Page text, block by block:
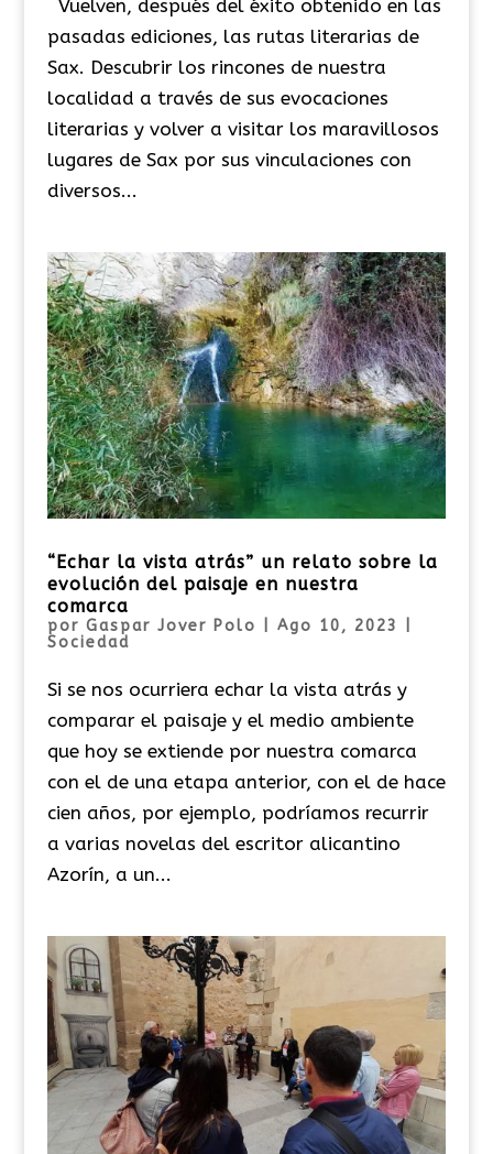
Vuelven, después del éxito obtenido en las
pasadas ediciones, las rutas literarias de
Sax. Descubrir los rincones de nuestra
localidad a través de sus evocaciones
literarias y volver a visitar los maravillosos
lugares de Sax por sus vinculaciones con
diversos...
“Echar la vista atrás” un relato sobre la
evolución del paisaje en nuestra
comarca
por Gaspar Jover Polo Ago 10, 2023
Sociedad
Si se nos ocurriera echar la vista atrás y
comparar el paisaje y el medio ambiente
que hoy se extiende por nuestra comarca
con el de una etapa anterior, con el de hace
cien años, por ejemplo, podríamos recurrir
a varias novelas del escritor alicantino
Azorín, a un...